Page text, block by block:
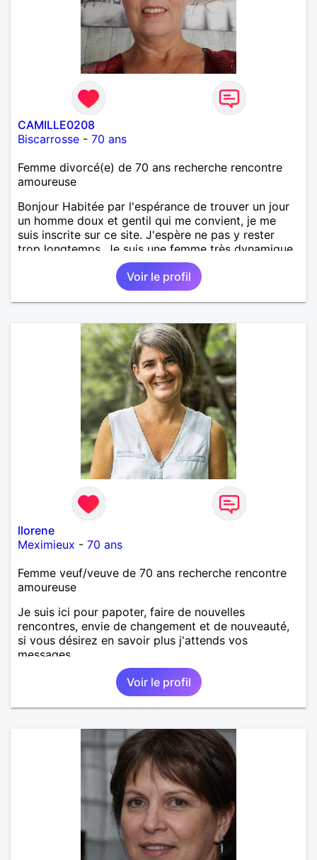
CAMILLE0208
Biscarrosse - 70 ans
Femme divorcé(e) de 70 ans recherche rencontre
amoureuse
Bonjour Habitée par l'espérance de trouver un jour
un homme doux et gentil qui me convient, je me
suis inscrite sur ce site. J'espère ne pas y rester
trop longtemps. Je suis une femme très dynamique,
droite, franche, généreuse, très sensible, câline,
j'adore les diners en amoureux avec musique, le
cinéma, les promenades, la mer, la plage, et les
jolies choses en général.
Voir le profil
llorene
Meximieux - 70 ans
Femme veuf/veuve de 70 ans recherche rencontre
amoureuse
Je suis ici pour papoter, faire de nouvelles
rencontres, envie de changement et de nouveauté,
si vous désirez en savoir plus j'attends vos
messages.
Voir le profil